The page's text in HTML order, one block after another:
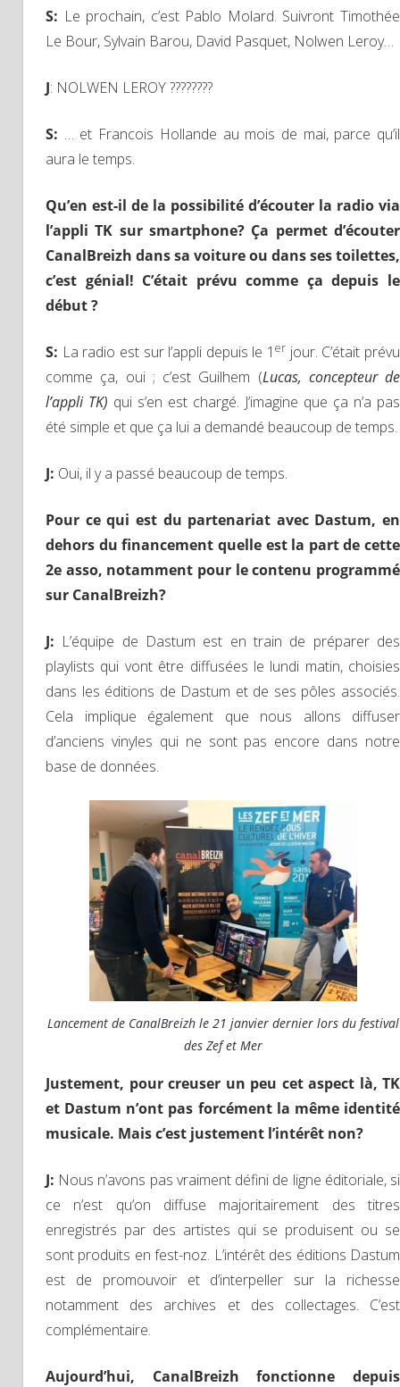
S: Le prochain, c’est Pablo Molard. Suivront Timothée
Le Bour, Sylvain Barou, David Pasquet, Nolwen Leroy…
J: NOLWEN LEROY ????????
S: … et Francois Hollande au mois de mai, parce qu’il
aura le temps.
Qu’en est-il de la possibilité d’écouter la radio via
l’appli TK sur smartphone? Ça permet d’écouter
CanalBreizh dans sa voiture ou dans ses toilettes,
c’est génial! C’était prévu comme ça depuis le
début ?
S: La radio est sur l’appli depuis le 1er jour. C’était prévu
comme ça, oui ; c’est Guilhem (Lucas, concepteur de
l’appli TK) qui s’en est chargé. J’imagine que ça n’a pas
été simple et que ça lui a demandé beaucoup de temps.
J: Oui, il y a passé beaucoup de temps.
Pour ce qui est du partenariat avec Dastum, en
dehors du financement quelle est la part de cette
2e asso, notamment pour le contenu programmé
sur CanalBreizh?
J: L’équipe de Dastum est en train de préparer des
playlists qui vont être diffusées le lundi matin, choisies
dans les éditions de Dastum et de ses pôles associés.
Cela implique également que nous allons diffuser
d’anciens vinyles qui ne sont pas encore dans notre
base de données.
Lancement de CanalBreizh le 21 janvier dernier lors du festival
des Zef et Mer
Justement, pour creuser un peu cet aspect là, TK
et Dastum n’ont pas forcément la même identité
musicale. Mais c’est justement l’intérêt non?
J: Nous n’avons pas vraiment défini de ligne éditoriale, si
ce n’est qu’on diffuse majoritairement des titres
enregistrés par des artistes qui se produisent ou se
sont produits en fest-noz. L’intérêt des éditions Dastum
est de promouvoir et d’interpeller sur la richesse
notamment des archives et des collectages. C’est
complémentaire.
Aujourd’hui, CanalBreizh fonctionne depuis